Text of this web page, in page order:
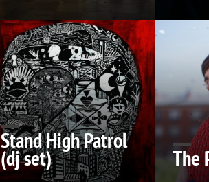
Stand High Patrol
(dj set) The